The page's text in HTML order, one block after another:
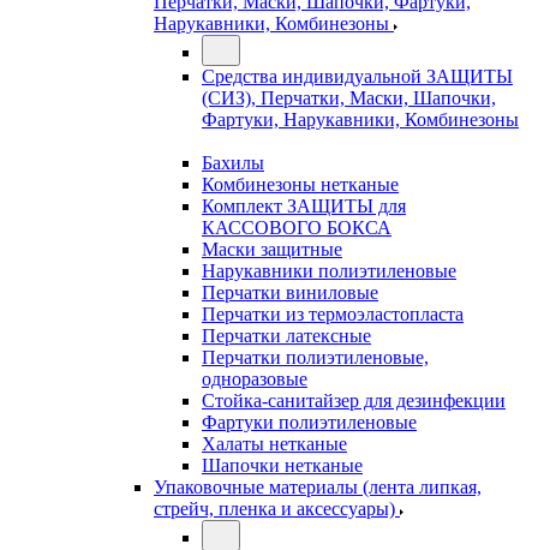
Нарукавники, Комбинезоны
Средства индивидуальной ЗАЩИТЫ
(СИЗ), Перчатки, Маски, Шапочки,
Фартуки, Нарукавники, Комбинезоны
Бахилы
Комбинезоны нетканые
Комплект ЗАЩИТЫ для
КАССОВОГО БОКСА
Маски защитные
Нарукавники полиэтиленовые
Перчатки виниловые
Перчатки из термоэластопласта
Перчатки латексные
Перчатки полиэтиленовые,
одноразовые
Стойка-санитайзер для дезинфекции
Фартуки полиэтиленовые
Халаты нетканые
Шапочки нетканые
Упаковочные материалы (лента липкая,
стрейч, пленка и аксессуары)